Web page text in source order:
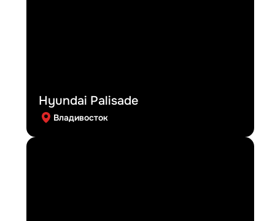
Hyundai Palisade
Владивосток